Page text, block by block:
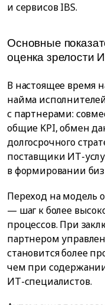
и сервисов IBS.
Основные
оценка зрелости
В настоящее время
найма
с партнерами:
общие KPI, обмен
долгосрочного
поставщики ИТ-
в формировании
Переход на модель
— шаг к более
процессов. При
партнером
становится более
чем при
ИТ-специалистов.